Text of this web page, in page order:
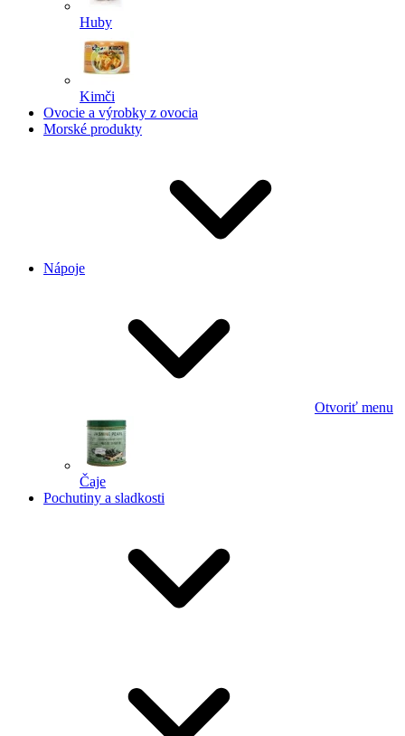
Huby
Kimči
Ovocie a výrobky z ovocia
Morské produkty
Nápoje
Otvoriť menu
Čaje
Pochutiny a sladkosti